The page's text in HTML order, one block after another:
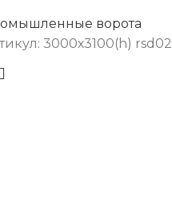
ворота
3000х3100(h) rsd02